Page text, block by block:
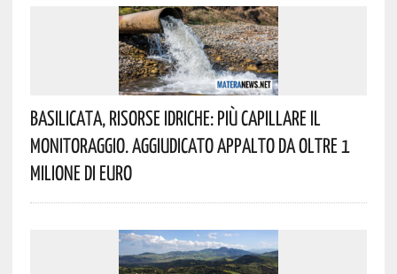
Basilicata, Risorse Idriche: Più Capillare Il
Monitoraggio. Aggiudicato Appalto Da Oltre 1
Milione Di Euro